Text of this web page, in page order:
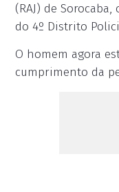
(RAJ) de
do 4º Distrito
O homem agora
cumprimento da